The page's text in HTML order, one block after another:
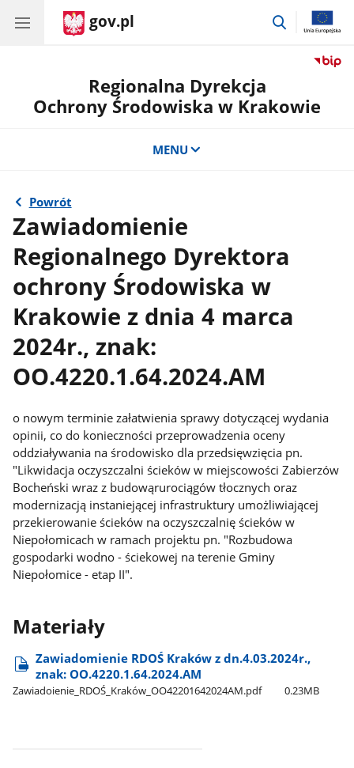
gov.pl
przejdź
Regionalna Dyrekcja
Ochrony Środowiska w Krakowie
MENU
Powrót
Zawiadomienie
Regionalnego Dyrektora
ochrony Środowiska w
Krakowie z dnia 4 marca
2024r., znak:
OO.4220.1.64.2024.AM
o nowym terminie załatwienia sprawy dotyczącej wydania
opinii, co do konieczności przeprowadzenia oceny
oddziaływania na środowisko dla przedsięwzięcia pn.
"Likwidacja oczyszczalni ścieków w miejscowości Zabierzów
Bocheński wraz z budowąrurociągów tłocznych oraz
modernizacją instaniejącej infrastruktury umożliwiającej
przekierowanie ścieków na oczyszczalnię ścieków w
Niepołomicach w ramach projektu pn. "Rozbudowa
gospodarki wodno - ściekowej na terenie Gminy
Niepołomice - etap II".
Materiały
Zawiadomienie RDOŚ Kraków z dn.4.03.2024r.,
znak: OO.4220.1.64.2024.AM
Zawiadoienie​_RDOŚ​_Kraków​_OO42201642024AM.pdf 0.23MB